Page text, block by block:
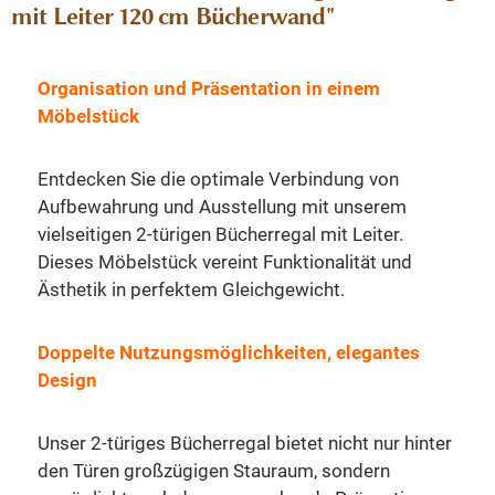
mit Leiter 120 cm Bücherwand"
Organisation und Präsentation in einem
Möbelstück
Entdecken Sie die optimale Verbindung von
Aufbewahrung und Ausstellung mit unserem
vielseitigen 2-türigen Bücherregal mit Leiter.
Dieses Möbelstück vereint Funktionalität und
Ästhetik in perfektem Gleichgewicht.
Doppelte Nutzungsmöglichkeiten, elegantes
Design
Unser 2-türiges Bücherregal bietet nicht nur hinter
den Türen großzügigen Stauraum, sondern